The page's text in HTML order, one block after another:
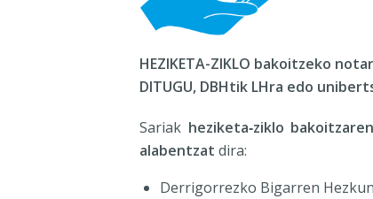
HEZIKETA-ZIKLO bakoitzeko
DITUGU, DBHtik LHra edo
Sariak heziketa‑ziklo
alabentzat dira:
Derrigorrezko Bigarren